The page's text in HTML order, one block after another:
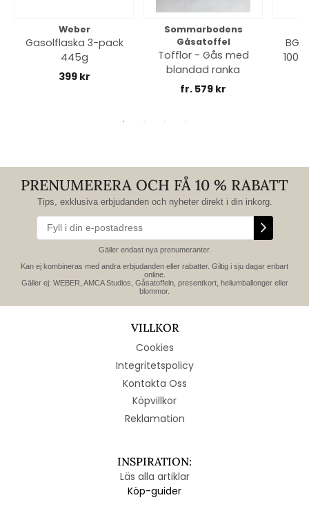
Weber
Gasolflaska 3-pack
445g
399 kr
Sommarbodens
Gåsatoffel
Tofflor - Gås med
blandad ranka
fr. 579 kr
PRENUMERERA OCH FÅ 10 % RABATT
Tips, exklusiva erbjudanden och nyheter direkt i din inkorg.
Gäller endast nya prenumeranter.
Kan ej kombineras med andra erbjudanden eller rabatter. Giltig i sju dagar enbart
online.
Gäller ej: WEBER, AMCA Studios, Gåsatoffeln, presentkort, heliumballonger eller
blommor.
VILLKOR
Cookies
Integritetspolicy
Kontakta Oss
Köpvillkor
Reklamation
INSPIRATION:
Läs alla artiklar
Köp-guider